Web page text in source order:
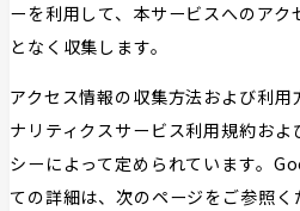
ーを利用して、本サービスへのア
となく収集します。
アクセス情報の収集方法および利
ナリティクスサービス利用規約お
シーによって定められています。
ての詳細は、次のページをご参照く